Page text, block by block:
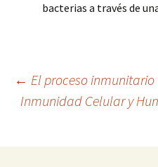
bacterias a través de
← El proceso inmunitario
Inmunidad Celular y